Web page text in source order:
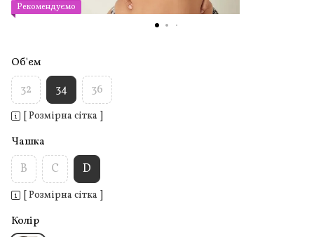
Рекомендуємо
Об'єм
32 34 36
[ Розмірна сітка ]
Чашка
B C D
[ Розмірна сітка ]
Колір